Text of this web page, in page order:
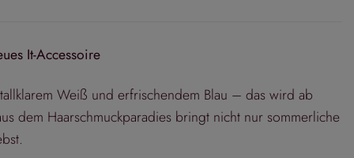
It-Accessoire
Weiß und erfrischendem Blau – das wird ab
dem Haarschmuckparadies bringt nicht nur sommerliche